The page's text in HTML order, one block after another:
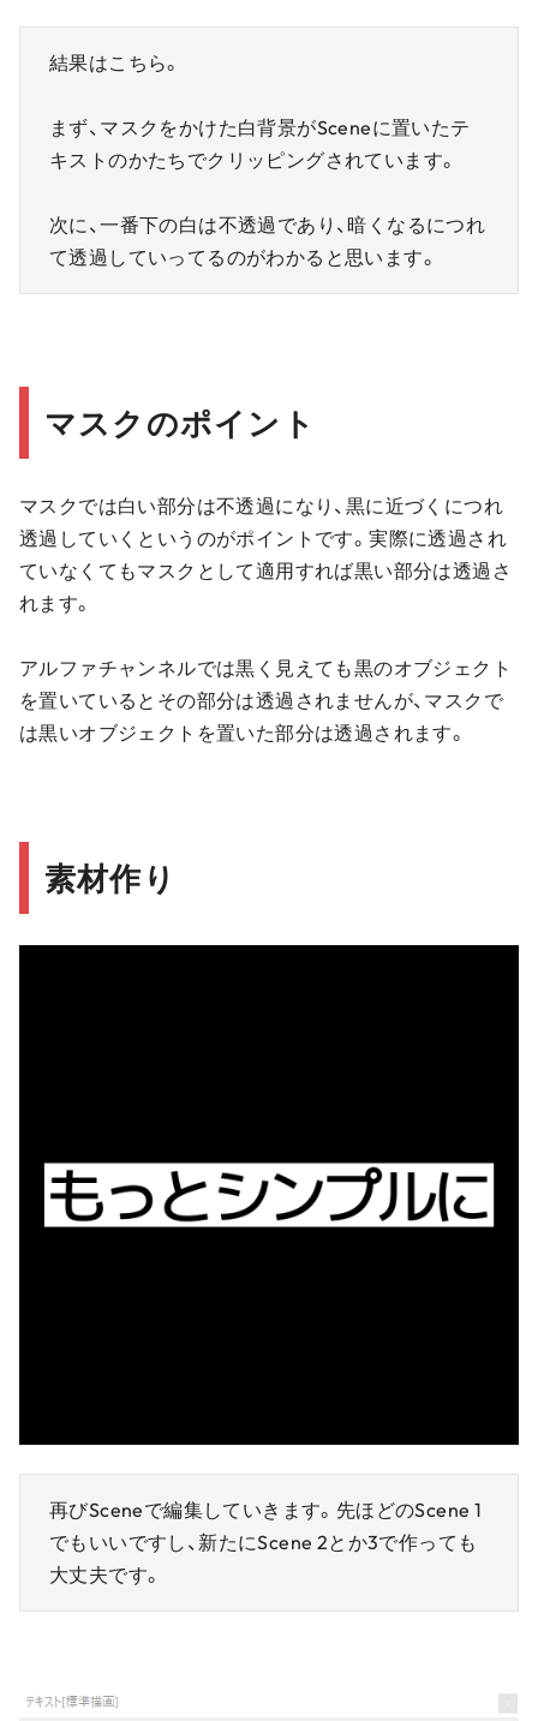
結果はこちら。
まず、マスクをかけた白背景がSceneに置いたテ
キストのかたちでクリッピングされています。
次に、一番下の白は不透過であり、暗くなるにつれ
て透過していってるのがわかると思います。
マスクのポイント
マスクでは白い部分は不透過になり、黒に近づくにつれ
透過していくというのがポイントです。実際に透過され
ていなくてもマスクとして適用すれば黒い部分は透過さ
れます。
アルファチャンネルでは黒く見えても黒のオブジェクト
を置いているとその部分は透過されませんが、マスクで
は黒いオブジェクトを置いた部分は透過されます。
素材作り
再びSceneで編集していきます。先ほどのScene 1
でもいいですし、新たにScene 2とか3で作っても
大丈夫です。